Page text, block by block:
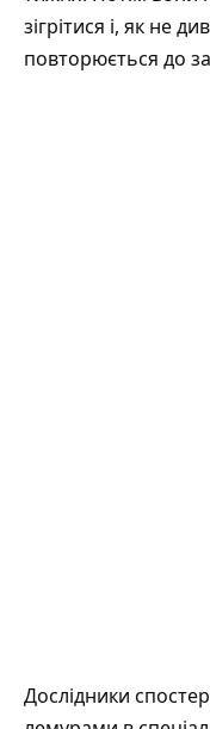
зігрітися і, як не
повторюється до
Дослідники